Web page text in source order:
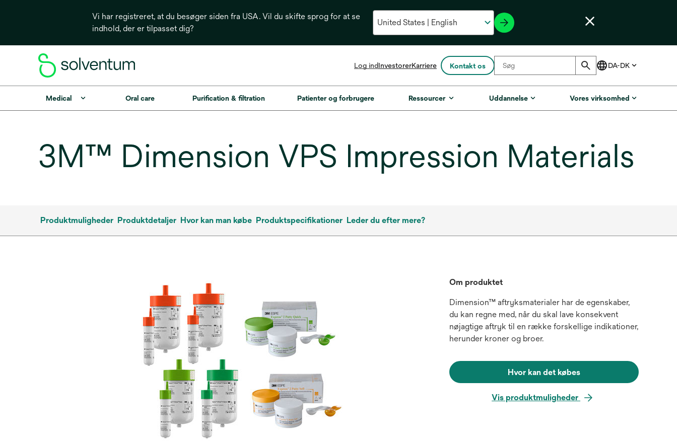
Vi har registreret, at du besøger siden fra USA. Vil du skifte sprog for at se
indhold, der er tilpasset dig?
Log indInvestoreropens
a
new
Karriere Kontakt os
Medical Oral care Purification & filtration Patienter og forbrugere Ressourcer Uddannelse Vores virksomhed
3M™ Dimension VPS Impression Materials
Produktmuligheder Produktdetaljer Hvor kan man købe Produktspecifikationer Leder du efter mere?
Om produktet
Dimension™ aftryksmaterialer har de egenskaber,
du kan regne med, når du skal lave konsekvent
nøjagtige aftryk til en række forskellige indikationer,
herunder kroner og broer.
Hvor kan det købes
Vis produktmuligheder